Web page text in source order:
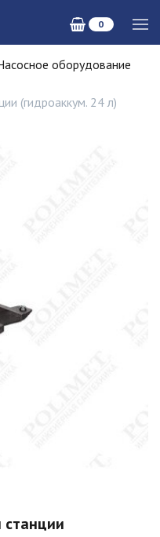
0
оборудование
(гидроаккум. 24 л)